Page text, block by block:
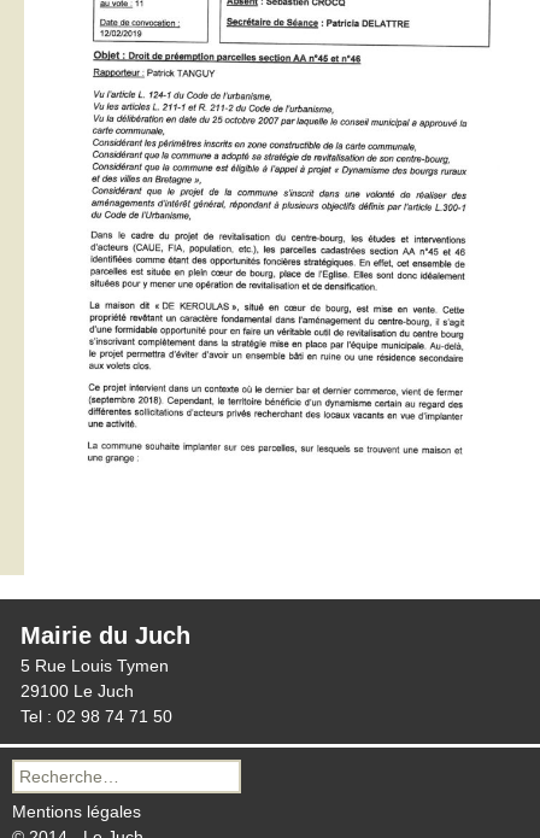
Mairie du Juch
5 Rue Louis Tymen
29100 Le Juch
Tel : 02 98 74 71 50
Recherche
pour :
Mentions légales